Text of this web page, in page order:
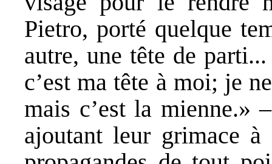
Pietro, porté quelque
autre, une tête de
c’est ma tête à moi; je
mais c’est la mienne.»
ajoutant leur grimace à